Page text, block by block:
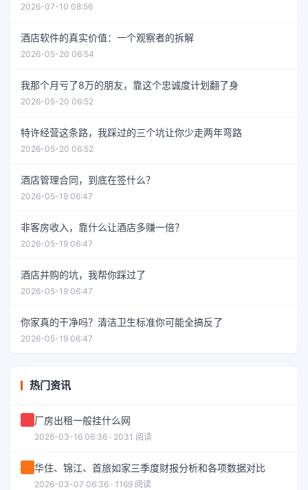
2026-07-10 08:56
酒店软件的真实价值：一个观察者的拆解
2026-05-20 06:54
我那个月亏了8万的朋友，靠这个忠诚度计划翻了身
2026-05-20 06:52
特许经营这条路，我踩过的三个坑让你少走两年弯路
2026-05-20 06:52
酒店管理合同，到底在签什么？
2026-05-19 06:47
非客房收入，靠什么让酒店多赚一倍？
2026-05-19 06:47
酒店并购的坑，我帮你踩过了
2026-05-19 06:47
你家真的干净吗？清洁卫生标准你可能全搞反了
2026-05-19 06:47
热门资讯
厂房出租一般挂什么网
2026-03-16 06:36 · 2031 阅读
华住、锦江、首旅如家三季度财报分析和各项数据对比
2026-03-07 06:36 · 1169 阅读